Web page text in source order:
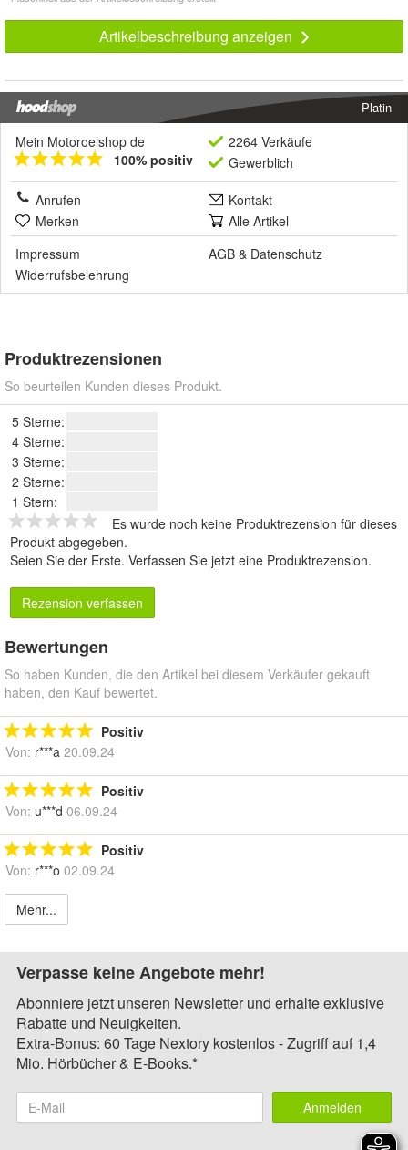
Artikelbeschreibung anzeigen
Platin
Mein Motoroelshop de
100% positiv
2264 Verkäufe
Gewerblich
Anrufen
Kontakt
Merken
Alle Artikel
Impressum
AGB & Datenschutz
Widerrufsbelehrung
Produktrezensionen
So beurteilen Kunden dieses Produkt.
5 Sterne:
4 Sterne:
3 Sterne:
2 Sterne:
1 Stern:
Es wurde noch keine Produktrezension für dieses
Produkt abgegeben.
Seien Sie der Erste. Verfassen Sie jetzt eine Produktrezension.
Rezension verfassen
Bewertungen
So haben Kunden, die den Artikel bei diesem Verkäufer gekauft
haben, den Kauf bewertet.
Positiv
Von: r***a 20.09.24
Positiv
Von: u***d 06.09.24
Positiv
Von: r***o 02.09.24
Mehr...
Verpasse keine Angebote mehr!
Abonniere jetzt unseren Newsletter und erhalte exklusive
Rabatte und Neuigkeiten.
Extra-Bonus: 60 Tage Nextory kostenlos - Zugriff auf 1,4
Mio. Hörbücher & E-Books.*
Anmelden